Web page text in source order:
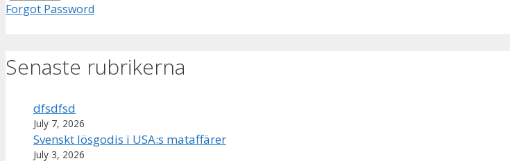
Forgot Password
Senaste rubrikerna
dfsdfsd
July 7, 2026
Svenskt lösgodis i USA:s mataffärer
July 3, 2026